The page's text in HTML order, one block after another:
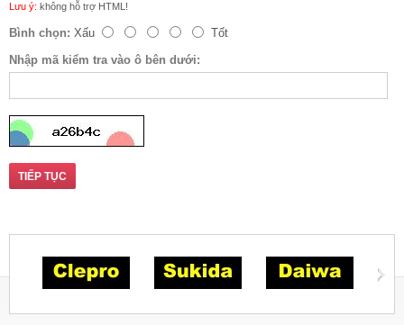
Lưu ý: không hỗ trợ HTML!
Bình chọn: Xấu
Tốt
Nhập mã kiểm tra vào ô bên dưới:
TIẾP TỤC